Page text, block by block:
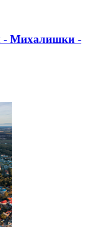
- Михалишки -